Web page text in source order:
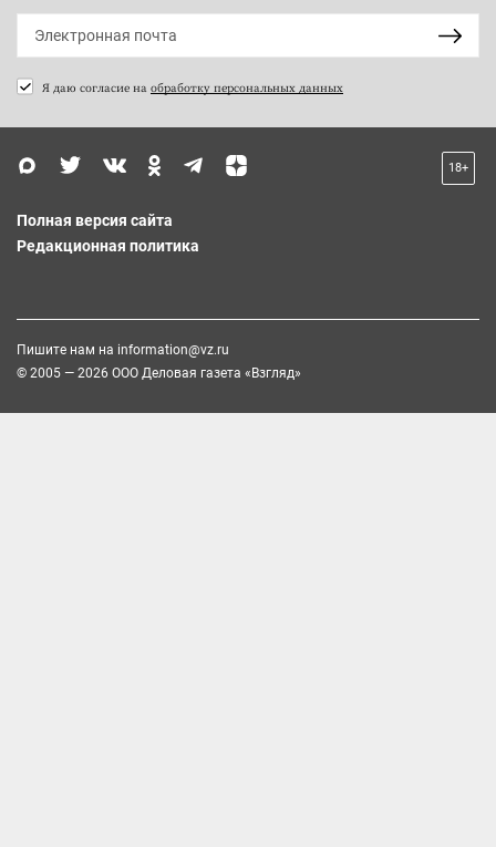
Я даю согласие на обработку персональных данных
18+
Полная версия сайта
Редакционная политика
Пишите нам на information@vz.ru
© 2005 — 2026 ООО Деловая газета «Взгляд»